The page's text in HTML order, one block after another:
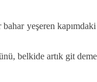
yeşeren kapımdaki
belkide artık git